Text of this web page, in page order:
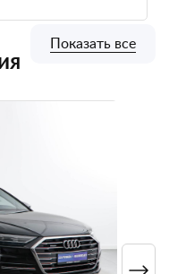
Показать все